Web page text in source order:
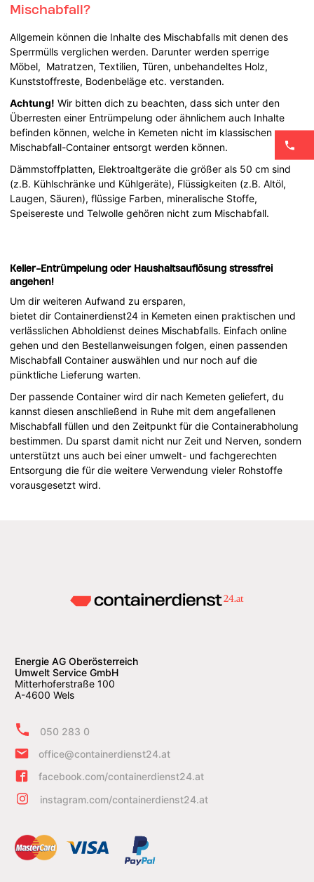
Mischabfall?
Allgemein können die Inhalte des Mischabfalls mit denen des
Sperrmülls verglichen werden. Darunter werden sperrige
Möbel, Matratzen, Textilien, Türen, unbehandeltes Holz,
Kunststoffreste, Bodenbeläge etc. verstanden.
Achtung! Wir bitten dich zu beachten, dass sich unter den
Überresten einer Entrümpelung oder ähnlichem auch Inhalte
befinden können, welche in Kemeten nicht im klassischen
Mischabfall-Container entsorgt werden können.
Dämmstoffplatten, Elektroaltgeräte die größer als 50 cm sind
(z.B. Kühlschränke und Kühlgeräte), Flüssigkeiten (z.B. Altöl,
Laugen, Säuren), flüssige Farben, mineralische Stoffe,
Speisereste und Telwolle gehören nicht zum Mischabfall.
Keller-Entrümpelung oder Haushaltsauflösung stressfrei
angehen!
Um dir weiteren Aufwand zu ersparen,
bietet dir Containerdienst24 in Kemeten einen praktischen und
verlässlichen Abholdienst deines Mischabfalls. Einfach online
gehen und den Bestellanweisungen folgen, einen passenden
Mischabfall Container auswählen und nur noch auf die
pünktliche Lieferung warten.
Der passende Container wird dir nach Kemeten geliefert, du
kannst diesen anschließend in Ruhe mit dem angefallenen
Mischabfall füllen und den Zeitpunkt für die Containerabholung
bestimmen. Du sparst damit nicht nur Zeit und Nerven, sondern
unterstützt uns auch bei einer umwelt- und fachgerechten
Entsorgung die für die weitere Verwendung vieler Rohstoffe
vorausgesetzt wird.
Energie AG Oberösterreich
Umwelt Service GmbH
Mitterhoferstraße 100
A-4600 Wels
050 283 0
office@containerdienst24.at
facebook.com/containerdienst24.at
instagram.com/containerdienst24.at